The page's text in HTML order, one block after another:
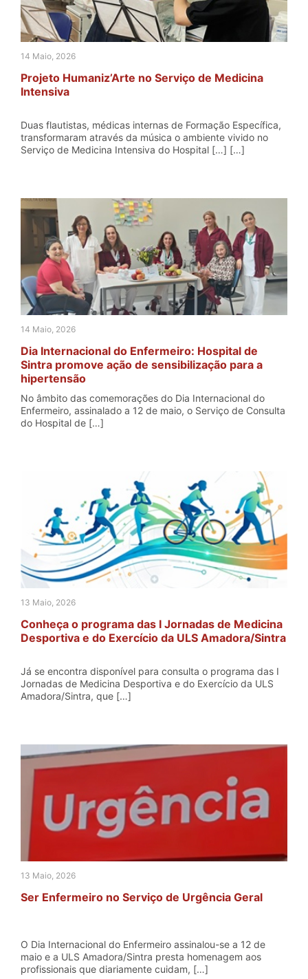
14 Maio, 2026
Projeto Humaniz’Arte no Serviço de Medicina
Intensiva
Duas flautistas, médicas internas de Formação Específica,
transformaram através da música o ambiente vivido no
Serviço de Medicina Intensiva do Hospital […] […]
14 Maio, 2026
Dia Internacional do Enfermeiro: Hospital de
Sintra promove ação de sensibilização para a
hipertensão
No âmbito das comemorações do Dia Internacional do
Enfermeiro, assinalado a 12 de maio, o Serviço de Consulta
do Hospital de […]
13 Maio, 2026
Conheça o programa das I Jornadas de Medicina
Desportiva e do Exercício da ULS Amadora/Sintra
Já se encontra disponível para consulta o programa das I
Jornadas de Medicina Desportiva e do Exercício da ULS
Amadora/Sintra, que […]
13 Maio, 2026
Ser Enfermeiro no Serviço de Urgência Geral
O Dia Internacional do Enfermeiro assinalou-se a 12 de
maio e a ULS Amadora/Sintra presta homenagem aos
profissionais que diariamente cuidam, […]